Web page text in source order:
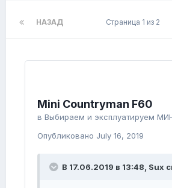
НАЗАД Страница 1 из 2
Mini Countryman F60
в Выбираем и эксплуатируем
Опубликовано July 16, 2019
В 17.06.2019 в 13:48, Sux